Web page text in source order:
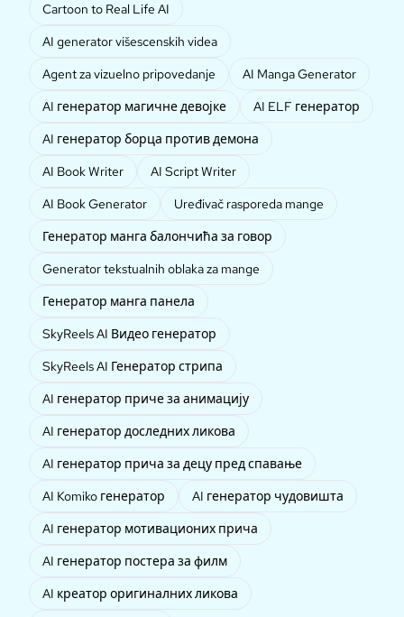
Cartoon to Real Life AI
AI generator višescenskih videa
Agent za vizuelno pripovedanje
AI Manga Generator
AI генератор магичне девојке
AI ELF генератор
AI генератор борца против демона
AI Book Writer
AI Script Writer
AI Book Generator
Uređivač rasporeda mange
Генератор манга балончића за говор
Generator tekstualnih oblaka za mange
Генератор манга панела
SkyReels AI Видео генератор
SkyReels AI Генератор стрипа
AI генератор приче за анимацију
AI генератор доследних ликова
AI генератор прича за децу пред спавање
AI Komiko генератор
AI генератор чудовишта
AI генератор мотивационих прича
AI генератор постера за филм
AI креатор оригиналних ликова